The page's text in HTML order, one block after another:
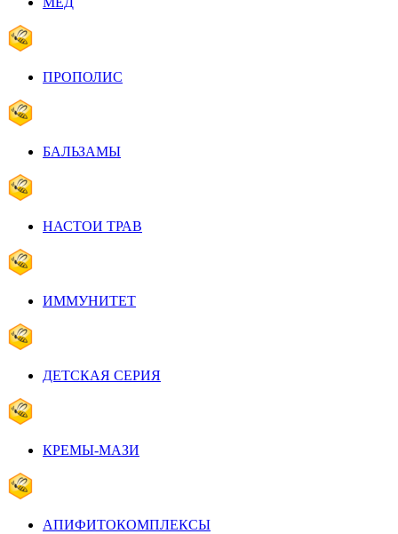
ПРОПОЛИС
БАЛЬЗАМЫ
НАСТОИ ТРАВ
ИММУНИТЕТ
ДЕТСКАЯ СЕРИЯ
КРЕМЫ-МАЗИ
АПИФИТОКОМПЛЕКСЫ